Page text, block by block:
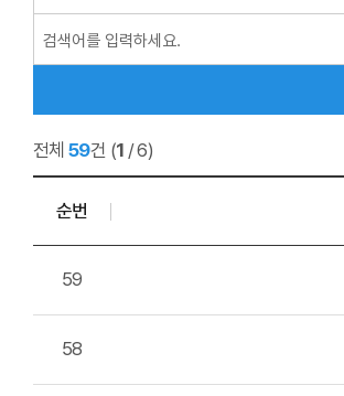
전체59건 (1 / 6)
순번
59
58